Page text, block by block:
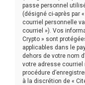
passe personnel
(désigné ci-après par
courriel personnelle
courriel »). Vos
Crypto » sont
applicables dans le
dehors de votre nom
votre adresse courriel
procédure
à la discrétion de «